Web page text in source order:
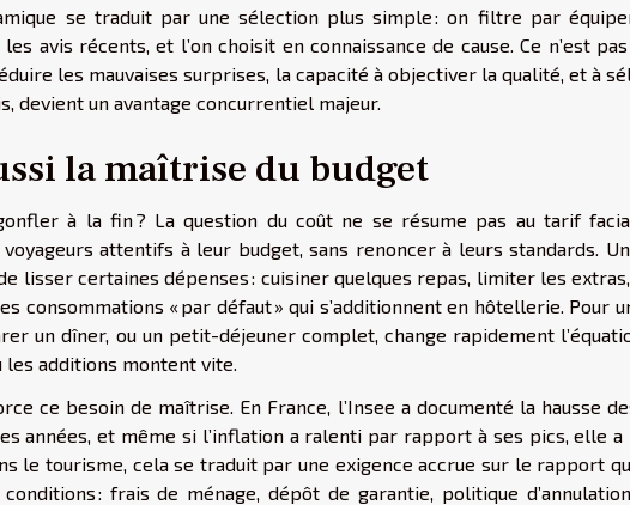
se traduit par une sélection plus simple : on filtre par
avis récents, et l’on choisit en connaissance de cause. Ce n’est
les mauvaises surprises, la capacité à objectiver la qualité, et à
devient un avantage concurrentiel majeur.
la maîtrise du budget
à la fin ? La question du coût ne se résume pas au tarif
attentifs à leur budget, sans renoncer à leurs standards.
lisser certaines dépenses : cuisiner quelques repas, limiter les
consommations « par défaut » qui s’additionnent en hôtellerie. Pour
un dîner, ou un petit-déjeuner complet, change rapidement
additions montent vite.
ce besoin de maîtrise. En France, l’Insee a documenté la hausse
années, et même si l’inflation a ralenti par rapport à ses pics, elle a
le tourisme, cela se traduit par une exigence accrue sur le rapport
: frais de ménage, dépôt de garantie, politique